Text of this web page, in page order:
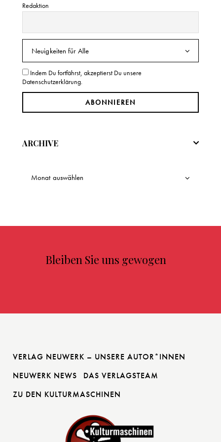
Redaktion
Indem Du fortfährst, akzeptierst Du unsere
Datenschutzerklärung.
ARCHIVE
Bleiben Sie uns gewogen
VERLAG NEUWERK – UNSERE AUTOR*INNEN
NEUWERK NEWS
DAS VERLAGSTEAM
ZU DEN KULTURMASCHINEN